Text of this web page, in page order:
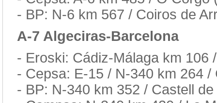
- BP: N-6 km 567 / Coiros de
A-7 Algeciras-Barcelona
- Eroski: Cádiz-Málaga km 106
- Cepsa: E-15 / N-340 km 264 /
- BP: N-340 km 352 / Castell